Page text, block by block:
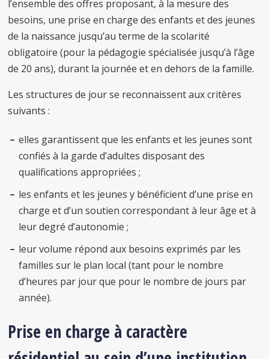
l’ensemble des offres proposant, à la mesure des
besoins, une prise en charge des enfants et des jeunes
de la naissance jusqu’au terme de la scolarité
obligatoire (pour la pédagogie spécialisée jusqu’à l’âge
de 20 ans), durant la journée et en dehors de la famille.
Les structures de jour se reconnaissent aux critères
suivants :
elles garantissent que les enfants et les jeunes sont
confiés à la garde d’adultes disposant des
qualifications appropriées ;
les enfants et les jeunes y bénéficient d’une prise en
charge et d’un soutien correspondant à leur âge et à
leur degré d’autonomie ;
leur volume répond aux besoins exprimés par les
familles sur le plan local (tant pour le nombre
d’heures par jour que pour le nombre de jours par
année).
Prise en charge à caractère